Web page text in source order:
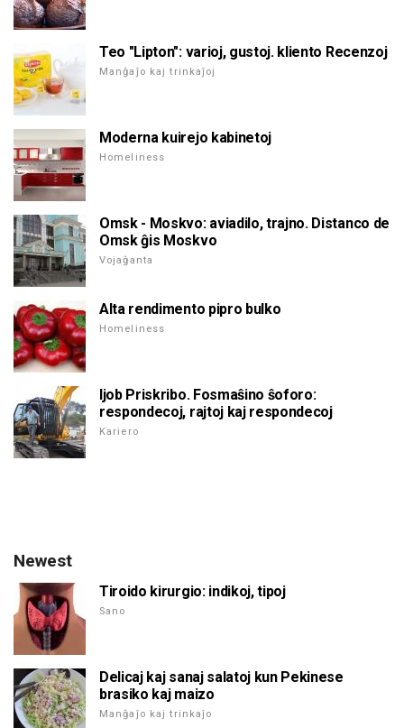
Teo "Lipton": varioj, gustoj. kliento Recenzoj
Manĝaĵo kaj trinkaĵoj
Moderna kuirejo kabinetoj
Homeliness
Omsk - Moskvo: aviadilo, trajno. Distanco de
Omsk ĝis Moskvo
Vojaĝanta
Alta rendimento pipro bulko
Homeliness
Ijob Priskribo. Fosmaŝino ŝoforo:
respondecoj, rajtoj kaj respondecoj
Kariero
Newest
Tiroido kirurgio: indikoj, tipoj
Sano
Delicaj kaj sanaj salatoj kun Pekinese
brasiko kaj maizo
Manĝaĵo kaj trinkaĵo